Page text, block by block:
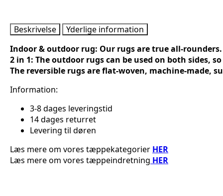
White
Grey
antal
Beskrivelse
Yderlige information
Indoor & outdoor rug: Our rugs are true all-
2 in 1: The outdoor rugs can be used on both sides,
The reversible rugs are flat-woven, machine-
Information:
3-8 dages leveringstid
14 dages returret
Levering til døren
Læs mere om vores tæppekategorier HER
Læs mere om vores tæppeindretning HER